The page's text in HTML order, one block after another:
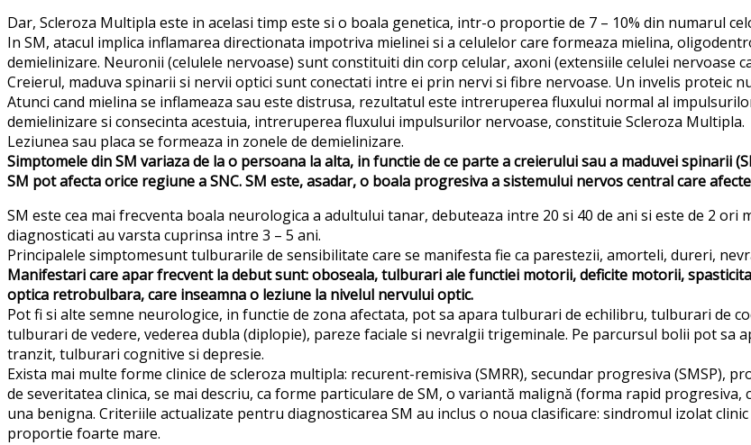
Dar, Scleroza Multipla este in acelasi timp este si o boala genetica, intr-o proportie de 7 – 10% din numarul
In SM, atacul implica inflamarea directionata impotriva mielinei si a celulelor care formeaza mielina,
demielinizare. Neuronii (celulele nervoase) sunt constituiti din corp celular, axoni (extensiile celulei nervoase
Creierul, maduva spinarii si nervii optici sunt conectati intre ei prin nervi si fibre nervoase. Un invelis proteic
Atunci cand mielina se inflameaza sau este distrusa, rezultatul este intreruperea fluxului normal al
demielinizare si consecinta acestuia, intreruperea fluxului impulsurilor nervoase, constituie Scleroza Multipla.
Leziunea sau placa se formeaza in zonele de demielinizare.
Simptomele din SM variaza de la o persoana la alta, in functie de ce parte a creierului sau a maduvei spinarii
SM pot afecta orice regiune a SNC. SM este, asadar, o boala progresiva a sistemului nervos central care
SM este cea mai frecventa boala neurologica a adultului tanar, debuteaza intre 20 si 40 de ani si este de 2
diagnosticati au varsta cuprinsa intre 3 – 5 ani.
Principalele simptomesunt tulburarile de sensibilitate care se manifesta fie ca parestezii, amorteli, dureri,
Manifestari care apar frecvent la debut sunt: oboseala, tulburari ale functiei motorii, deficite motorii,
optica retrobulbara, care inseamna o leziune la nivelul nervului optic.
Pot fi si alte semne neurologice, in functie de zona afectata, pot sa apara tulburari de echilibru, tulburari
tulburari de vedere, vederea dubla (diplopie), pareze faciale si nevralgii trigeminale. Pe parcursul bolii pot
tranzit, tulburari cognitive si depresie.
Exista mai multe forme clinice de scleroza multipla: recurent-remisiva (SMRR), secundar progresiva (SMSP),
de severitatea clinica, se mai descriu, ca forme particulare de SM, o variantă malignă (forma rapid
una benigna. Criteriile actualizate pentru diagnosticarea SM au inclus o noua clasificare: sindromul izolat
proportie foarte mare.